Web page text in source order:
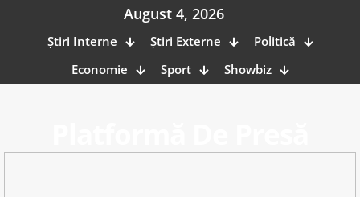
August 4, 2026
Știri Interne Știri Externe
Politică
Economie
Sport Showbiz